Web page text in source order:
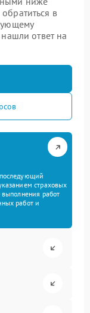
в
ответ на
страховых
выполнения работ
работ и